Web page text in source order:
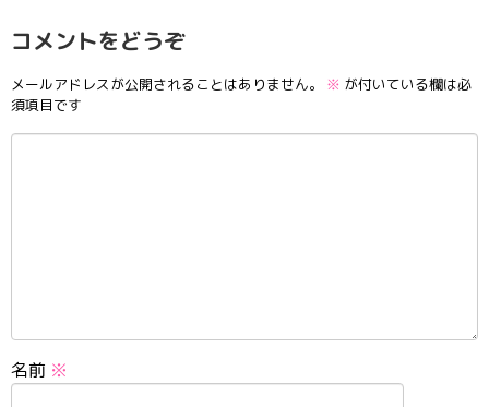
コメントをどうぞ
メールアドレスが公開されることはありません。 ※ が付いている欄は必
須項目です
名前 ※